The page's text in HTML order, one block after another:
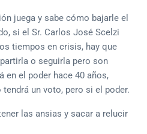
juega y sabe cómo bajarle el
si el Sr. Carlos José Scelzi
tiempos en crisis, hay que
o seguirla pero son
en el poder hace 40 años,
tendrá un voto, pero si el poder.
las ansias y sacar a relucir